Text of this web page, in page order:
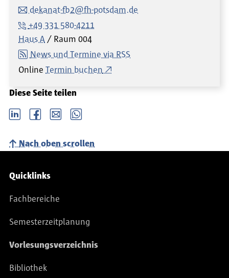
dekanat-fb2@fh-potsdam.de
+49 331 580-4211
Haus A
Raum 004
News und Termine via RSS
Online Termin buchen
Diese Seite teilen
LinkedIn Facebook email Whatsapp
Nach oben scrollen
Service-Navigation
Quicklinks
Fachbereiche
Semesterzeitplanung
Vorlesungsverzeichnis
Bibliothek